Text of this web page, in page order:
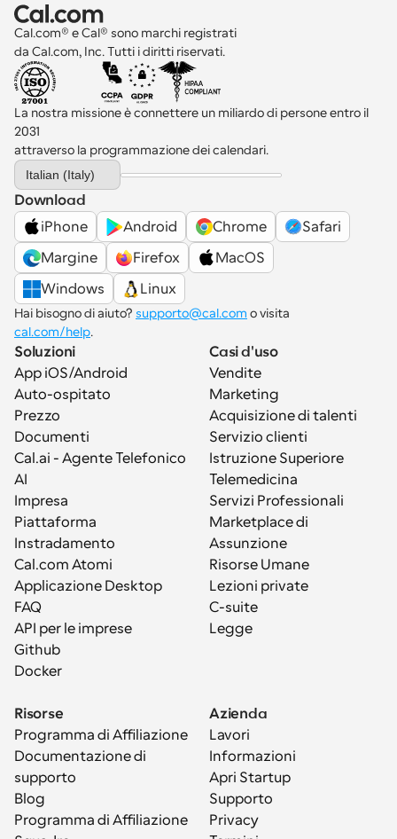
Cal.com® e Cal® sono marchi registrati
da Cal.com, Inc. Tutti i diritti riservati.
La nostra missione è connettere un miliardo di persone entro il
2031
attraverso la programmazione dei calendari.
Select Language
Italian (Italy)
Download
iPhone
Android Chrome
Safari
Margine
Firefox
MacOS
Windows
Linux
Hai bisogno di aiuto? supporto@cal.com
cal.com/help.
Soluzioni
App iOS/Android
Auto-ospitato
Prezzo
Documenti
Cal.ai - Agente Telefonico
AI
Impresa
Piattaforma
Instradamento
Cal.com Atomi
Applicazione Desktop
FAQ
API per le imprese
Github
Docker
Casi d'uso
Vendite
Marketing
Acquisizione di talenti
Servizio clienti
Istruzione Superiore
Telemedicina
Servizi Professionali
Marketplace di
Assunzione
Risorse Umane
Lezioni private
C-suite
Legge
Risorse
Programma di Affiliazione
Documentazione di
supporto
Blog
Programma di Affiliazione
Azienda
Lavori
Informazioni
Apri Startup
Supporto
Privacy